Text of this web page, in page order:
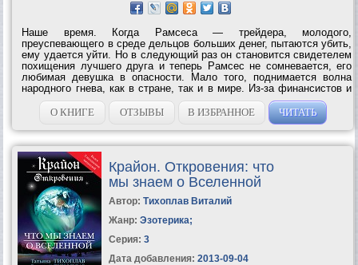
Наше время. Когда Рамсеса — трейдера, молодого,
преуспевающего в среде дельцов больших денег, пытаются убить,
ему удается уйти. Но в следующий раз он становится свидетелем
похищения лучшего друга и теперь Рамсес не сомневается, его
любимая девушка в опасности. Мало того, поднимается волна
народного гнева, как в стране, так и в мире. Из-за финансистов и
насквозь коррумпированной власти, люди окончательно
обнищали. Они озлоблены и...
О КНИГЕ ОТЗЫВЫ В ИЗБРАННОЕ ЧИТАТЬ
Крайон. Откровения: что
мы знаем о Вселенной
Автор: Тихоплав Виталий
Жанр: Эзотерика;
Серия: 3
Дата добавления: 2013-09-04